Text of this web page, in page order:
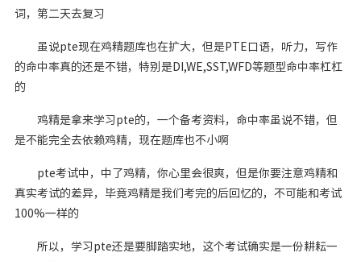
词，第二天去复习
虽说pte现在鸡精题库也在扩大，但是PTE口语，听力，写作
的命中率真的还是不错，特别是DI,WE,SST,WFD等题型命中率杠杠
的
鸡精是拿来学习pte的，一个备考资料，命中率虽说不错，但
是不能完全去依赖鸡精，现在题库也不小啊
pte考试中，中了鸡精，你心里会很爽，但是你要注意鸡精和
真实考试的差异，毕竟鸡精是我们考完的后回忆的，不可能和考试
100%一样的
所以，学习pte还是要脚踏实地，这个考试确实是一份耕耘一